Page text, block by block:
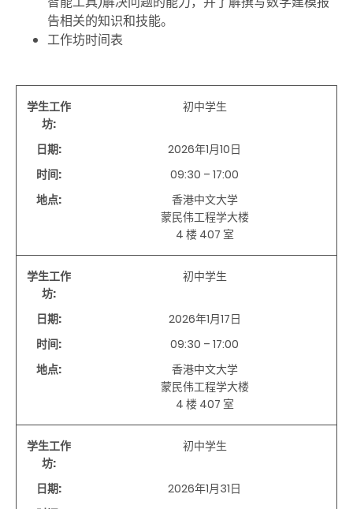
告相关的知识和技能。
工作坊时间表
学生工作
坊:
初中学生
日期:
2026年1月10日
时间:
09:30 – 17:00
地点:
香港中文大学
蒙民伟工程学大楼
4 楼 407 室
学生工作
坊:
初中学生
日期:
2026年1月17日
时间:
09:30 – 17:00
地点:
香港中文大学
蒙民伟工程学大楼
4 楼 407 室
学生工作
坊:
初中学生
日期:
2026年1月31日